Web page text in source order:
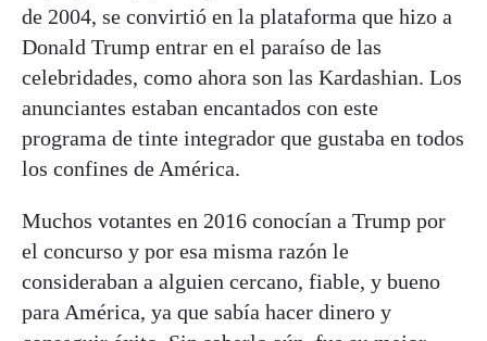
de 2004, se convirtió en la plataforma que hizo a
Donald Trump entrar en el paraíso de las
celebridades, como ahora son las Kardashian. Los
anunciantes estaban encantados con este
programa de tinte integrador que gustaba en todos
los confines de América.
Muchos votantes en 2016 conocían a Trump por
el concurso y por esa misma razón le
consideraban a alguien cercano, fiable, y bueno
para América, ya que sabía hacer dinero y